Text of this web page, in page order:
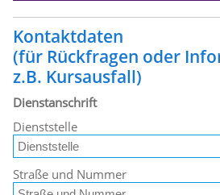
Kontaktdaten
(für Rückfragen oder
z.B. Kursausfall)
Dienstanschrift
Dienststelle
Straße und Nummer